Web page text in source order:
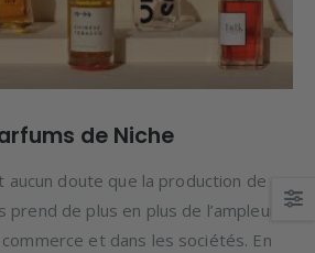
de Niche
aucun doute que la production de
prend de plus en plus de l’ampleur
et dans les sociétés. En